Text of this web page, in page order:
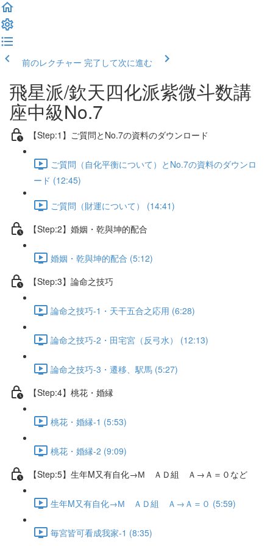
前のレクチャー 完了して次に進む
飛星派/欽天四化派紫微斗数講
座中級No.7
【Step:1】ご質問とNo.7の資料のダウンロード
ご質問（自化平衡について）とNo.7の資料のダウンロ
ード (12:45)
ご質問（財運について） (14:41)
【Step:2】婚姻・乾與坤的配合
婚姻・乾與坤的配合 (5:12)
【Step:3】論命之技巧
論命之技巧-1・天干五合之応用 (6:28)
論命之技巧-2・田宅宮（反弓水） (12:13)
論命之技巧-3・遷移、駅馬 (5:27)
【Step:4】桃花・婚縁
桃花・婚縁-1 (5:53)
桃花・婚縁-2 (9:09)
【Step:5】生年M又有自化→М ＡＤ組 Ａ→Ａ＝０など
生年M又有自化→М ＡＤ組 Ａ→Ａ＝０ (5:59)
毎宮皆可看成我家-1 (8:35)